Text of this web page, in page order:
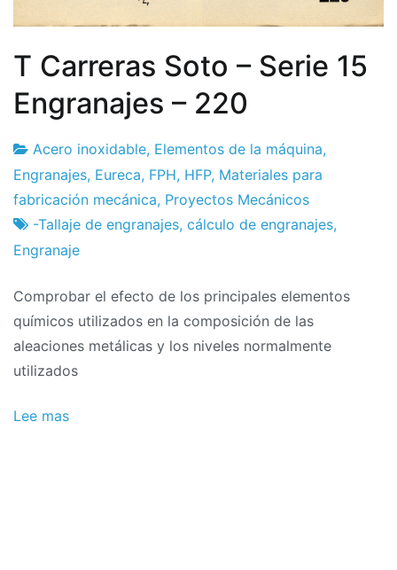
T Carreras Soto – Serie 15
Engranajes – 220
Fábrica
de
proyectos
26
de
febrero
de
Acero inoxidable, Elementos de la máquina,
Engranajes, Eureca, FPH, HFP, Materiales para
fabricación mecánica, Proyectos Mecánicos
-Tallaje de engranajes, cálculo de engranajes,
Engranaje
Comprobar el efecto de los principales elementos
químicos utilizados en la composición de las
aleaciones metálicas y los niveles normalmente
utilizados
Lee mas